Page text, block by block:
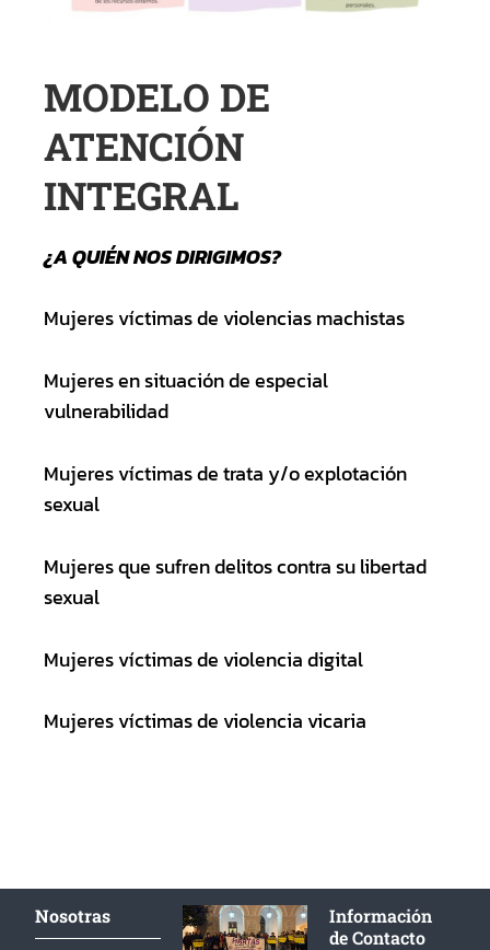
MODELO DE
ATENCIÓN
INTEGRAL
¿A QUIÉN NOS DIRIGIMOS?
Mujeres víctimas de violencias machistas
Mujeres en situación de especial
vulnerabilidad
Mujeres víctimas de trata y/o explotación
sexual
Mujeres que sufren delitos contra su libertad
sexual
Mujeres víctimas de violencia digital
Mujeres víctimas de violencia vicaria
Nosotras
Información
de Contacto